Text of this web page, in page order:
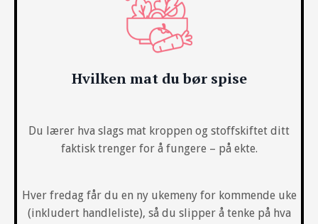
Hvilken mat du bør spise
Du lærer hva slags mat kroppen og stoffskiftet ditt
faktisk trenger for å fungere – på ekte.
Hver fredag får du en ny ukemeny for kommende uke
(inkludert handleliste), så du slipper å tenke på hva